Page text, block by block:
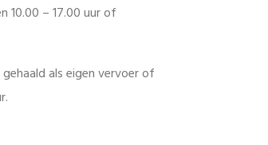
10.00 – 17.00 uur of
als eigen vervoer of